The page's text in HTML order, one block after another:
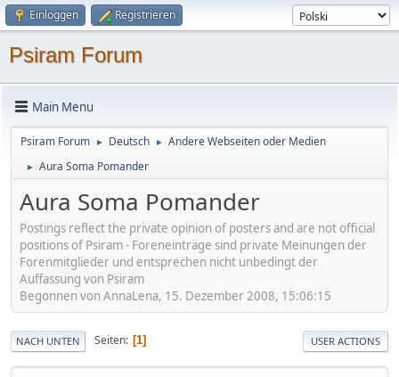
Einloggen Registrieren
Psiram Forum
Main Menu
Psiram Forum ► Deutsch ► Andere Webseiten oder Medien
► Aura Soma Pomander
Aura Soma Pomander
Postings reflect the private opinion of posters and are not official
positions of Psiram - Foreneinträge sind private Meinungen der
Forenmitglieder und entsprechen nicht unbedingt der
Auffassung von Psiram
Begonnen von AnnaLena, 15. Dezember 2008, 15:06:15
NACH UNTEN Seiten 1 USER ACTIONS